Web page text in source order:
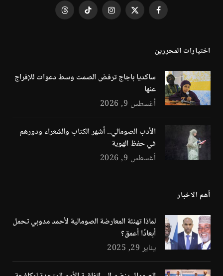
فيسبوك X
الانستغرامتيكتوك Threads
اختيارات المحررين
ساكديا باجاج ترفض الصمت وسط دعوات للإفراج
عنها
أغسطس 9, 2026
الأدب الصومالي.. أشهر الكتاب والشعراء ودورهم
في حفظ الهوية
أغسطس 9, 2026
أهم الاخبار
لماذا تهنئة المعارضة الصومالية لأحمد مدوبي تحمل
أبعادًا أعمق؟
يناير 29, 2025